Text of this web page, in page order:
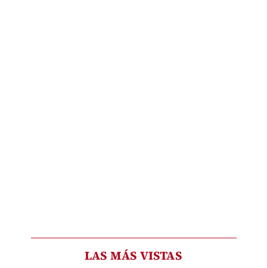
LAS MÁS VISTAS